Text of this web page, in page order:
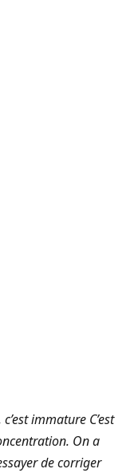
c’est immature C’est
On a
de corriger